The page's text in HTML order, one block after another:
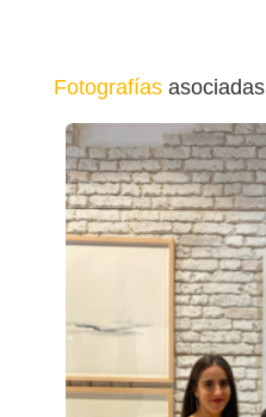
Fotografías asociadas